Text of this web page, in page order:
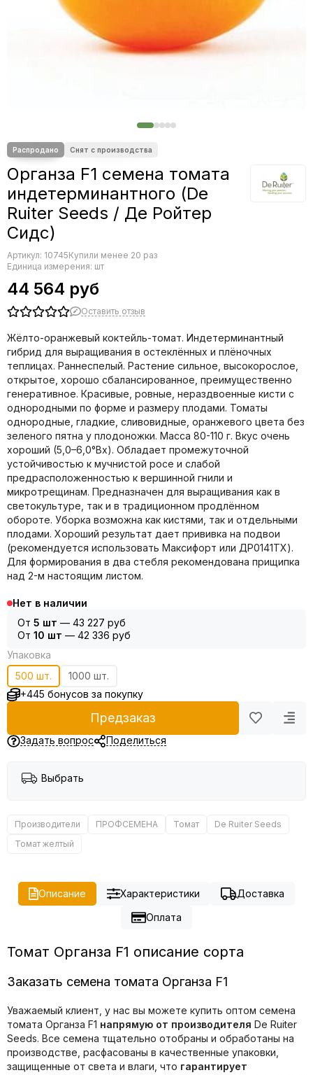
Земляника
Микрозелень - семена для проращивания
Фасоль
Фенхель
Органза F1 семена томата
индетерминантного (De
Ruiter Seeds / Де Ройтер
Сидс)
Артикул: 10745Купили менее 20 раз
Единица измерения: шт
44 564 руб
Оставить отзыв
Жёлто-оранжевый коктейль-томат. Индетерминантный
гибрид для выращивания в остеклённых и плёночных
теплицах. Раннеспелый. Растение сильное, высокорослое,
открытое, хорошо сбалансированное, преимущественно
генеративное. Красивые, ровные, нераздвоенные кисти с
однородными по форме и размеру плодами. Томаты
однородные, гладкие, сливовидные, оранжевого цвета без
зеленого пятна у плодоножки. Масса 80-110 г. Вкус очень
хороший (5,0–6,0°Bx). Обладает промежуточной
устойчивостью к мучнистой росе и слабой
предрасположенностью к вершинной гнили и
микротрещинам. Предназначен для выращивания как в
светокультуре, так и в традиционном продлённом
обороте. Уборка возможна как кистями, так и отдельными
плодами. Хороший результат дает прививка на подвои
(рекомендуется использовать Максифорт или ДР0141ТХ).
Для формирования в два стебля рекомендована прищипка
над 2-м настоящим листом.
Нет в наличии
От 5 шт — 43 227 руб
От 10 шт — 42 336 руб
Упаковка
500 шт.
1000 шт.
+445 бонусов за покупку
Предзаказ
Задать вопрос Поделиться
Выбрать
Производители ПРОФСЕМЕНА Томат
De Ruiter Seeds
Томат желтый
Описание Характеристики
Доставка
Оплата
Томат Органза F1 описание сорта
Заказать семена томата Органза F1
Уважаемый клиент, у нас вы можете купить оптом семена
томата Органза F1 напрямую от производителя De Ruiter
Seeds. Все семена тщательно отобраны и обработаны на
производстве, расфасованы в качественные упаковки,
защищенные от света и влаги, что гарантирует